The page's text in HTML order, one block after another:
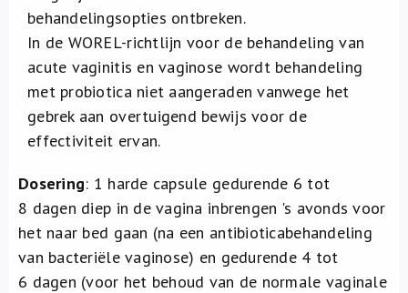
behandelingsopties ontbreken.
In de WOREL-richtlijn voor de behandeling van
acute vaginitis en vaginose wordt behandeling
met probiotica niet aangeraden vanwege het
gebrek aan overtuigend bewijs voor de
effectiviteit ervan.
Dosering: 1 harde capsule gedurende 6 tot
8 dagen diep in de vagina inbrengen 's avonds voor
het naar bed gaan (na een antibioticabehandeling
van bacteriële vaginose) en gedurende 4 tot
6 dagen (voor het behoud van de normale vaginale